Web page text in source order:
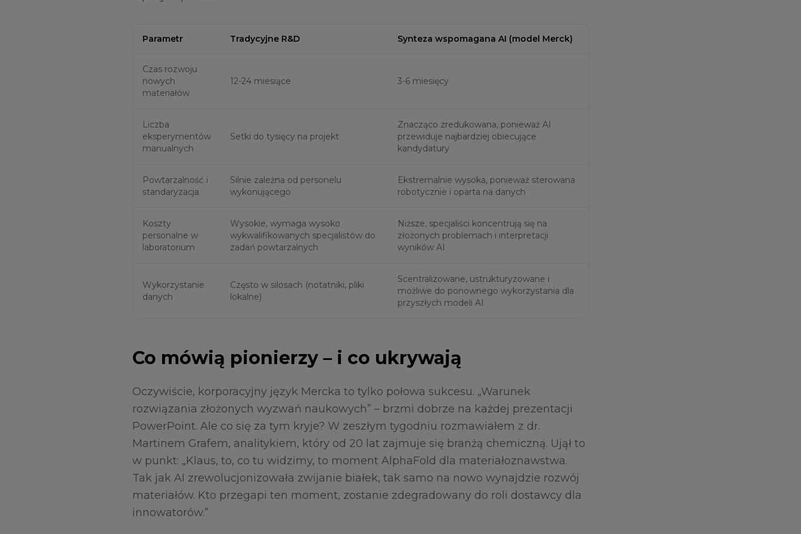
Parametr Tradycyjne R&D Synteza wspomagana AI (model Merck)
Czas rozwoju
nowych
materiałów
12-24 miesiące 3-6 miesięcy
Liczba
eksperymentów
manualnych
Setki do tysięcy na projekt
Znacząco zredukowana, ponieważ AI
przewiduje najbardziej obiecujące
kandydatury
Powtarzalność i
standaryzacja
Silnie zależna od personelu
wykonującego
Ekstremalnie wysoka, ponieważ sterowana
robotycznie i oparta na danych
Koszty
personalne w
laboratorium
Wysokie, wymaga wysoko
wykwalifikowanych specjalistów do
zadań powtarzalnych
Niższe, specjaliści koncentrują się na
złożonych problemach i interpretacji
wyników AI
Wykorzystanie
danych
Często w silosach (notatniki, pliki
lokalne)
Scentralizowane, ustrukturyzowane i
możliwe do ponownego wykorzystania dla
przyszłych modeli AI
Co mówią pionierzy – i co ukrywają
Oczywiście, korporacyjny język Mercka to tylko połowa sukcesu. „Warunek
rozwiązania złożonych wyzwań naukowych” – brzmi dobrze na każdej prezentacji
PowerPoint. Ale co się za tym kryje? W zeszłym tygodniu rozmawiałem z dr.
Martinem Grafem, analitykiem, który od 20 lat zajmuje się branżą chemiczną. Ujął to
w punkt: „Klaus, to, co tu widzimy, to moment AlphaFold dla materiałoznawstwa.
Tak jak AI zrewolucjonizowała zwijanie białek, tak samo na nowo wynajdzie rozwój
materiałów. Kto przegapi ten moment, zostanie zdegradowany do roli dostawcy dla
innowatorów.”